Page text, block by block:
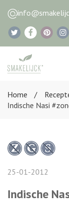
Home
Indische Nasi
25-01-2012
Indische